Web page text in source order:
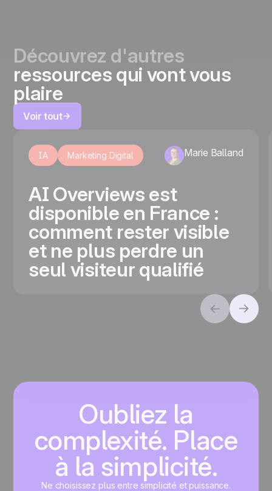
Découvrez d'autres
ressources qui vont vous
plaire
Voir tout
IA Marketing Digital Marie Balland
AI Overviews est
disponible en France :
comment rester visible
et ne plus perdre un
seul visiteur qualifié
Oubliez la
complexité. Place
à la simplicité.
Ne choisissez plus entre simplicité et puissance.